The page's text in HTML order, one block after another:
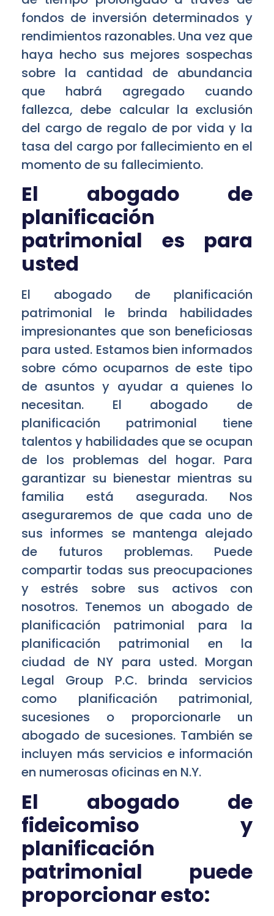
fondos de inversión determinados y
rendimientos razonables. Una vez que
haya hecho sus mejores sospechas
sobre la cantidad de abundancia
que habrá agregado cuando
fallezca, debe calcular la exclusión
del cargo de regalo de por vida y la
tasa del cargo por fallecimiento en el
momento de su fallecimiento.
El abogado de
planificación
patrimonial es para
usted
El abogado de planificación
patrimonial le brinda habilidades
impresionantes que son beneficiosas
para usted. Estamos bien informados
sobre cómo ocuparnos de este tipo
de asuntos y ayudar a quienes lo
necesitan. El abogado de
planificación patrimonial tiene
talentos y habilidades que se ocupan
de los problemas del hogar. Para
garantizar su bienestar mientras su
familia está asegurada. Nos
aseguraremos de que cada uno de
sus informes se mantenga alejado
de futuros problemas. Puede
compartir todas sus preocupaciones
y estrés sobre sus activos con
nosotros. Tenemos un abogado de
planificación patrimonial para la
planificación patrimonial en la
ciudad de NY para usted. Morgan
Legal Group P.C. brinda servicios
como planificación patrimonial,
sucesiones o proporcionarle un
abogado de sucesiones. También se
incluyen más servicios e información
en numerosas oficinas en N.Y.
El abogado de
fideicomiso y
planificación
patrimonial puede
proporcionar esto: